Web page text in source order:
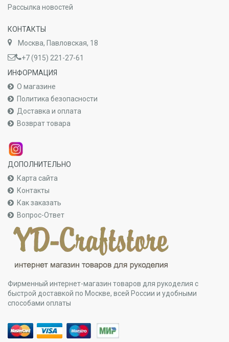
Рассылка новостей
КОНТАКТЫ
Москва, Павловская, 18
+7 (915) 221-27-61
ИНФОРМАЦИЯ
О магазине
Политика безопасности
Доставка и оплата
Возврат товара
ДОПОЛНИТЕЛЬНО
Карта сайта
Контакты
Как заказать
Вопрос-Ответ
Фирменный интернет-магазин товаров для рукоделия с
быстрой доставкой по Москве, всей России и удобными
способами оплаты